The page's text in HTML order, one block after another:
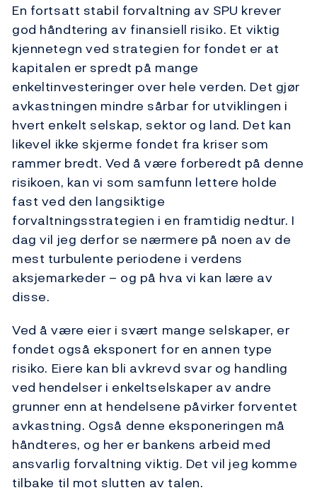
En fortsatt stabil forvaltning av SPU krever
god håndtering av finansiell risiko. Et viktig
kjennetegn ved strategien for fondet er at
kapitalen er spredt på mange
enkeltinvesteringer over hele verden. Det gjør
avkastningen mindre sårbar for utviklingen i
hvert enkelt selskap, sektor og land. Det kan
likevel ikke skjerme fondet fra kriser som
rammer bredt. Ved å være forberedt på denne
risikoen, kan vi som samfunn lettere holde
fast ved den langsiktige
forvaltningsstrategien i en framtidig nedtur. I
dag vil jeg derfor se nærmere på noen av de
mest turbulente periodene i verdens
aksjemarkeder – og på hva vi kan lære av
disse.
Ved å være eier i svært mange selskaper, er
fondet også eksponert for en annen type
risiko. Eiere kan bli avkrevd svar og handling
ved hendelser i enkeltselskaper av andre
grunner enn at hendelsene påvirker forventet
avkastning. Også denne eksponeringen må
håndteres, og her er bankens arbeid med
ansvarlig forvaltning viktig. Det vil jeg komme
tilbake til mot slutten av talen.